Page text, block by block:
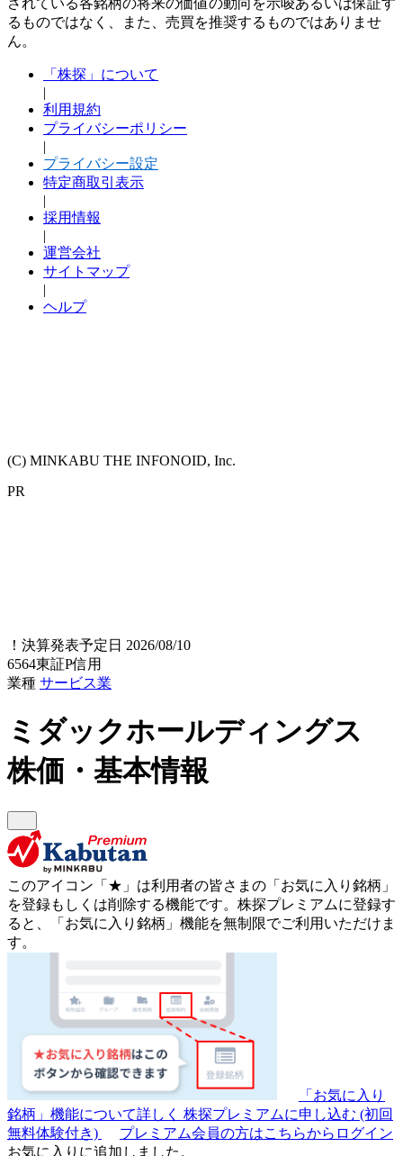
されている各銘柄の将来の価値の動向を示唆あるいは保証す
るものではなく、また、売買を推奨するものではありませ
ん。
「株探」について
|
利用規約
プライバシーポリシー
|
プライバシー設定
特定商取引表示
|
採用情報
|
運営会社
サイトマップ
|
ヘルプ
(C) MINKABU THE INFONOID, Inc.
PR
！ 決算発表予定日 2026/08/10
6564東証P信用
業種 サービス業
ミダックホールディングス
株価・基本情報
このアイコン 「★」 は利用者の皆さまの 「お気に入り銘柄」
を登録もしくは削除する機能です。 株探プレミアムに登録す
ると、「お気に入り銘柄」機能を無制限でご利用いただけま
す。
「お気に入り
銘柄」機能について詳しく 株探プレミアムに申し込む (初回
無料体験付き)
プレミアム会員の方はこちらからログイン
お気に入りに追加しました。